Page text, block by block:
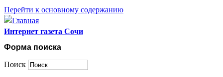
Перейти к основному содержанию
Интернет газета Сочи
Форма поиска
Поиск